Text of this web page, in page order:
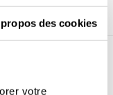
des cookies
votre
ça marche ?
un stage ?